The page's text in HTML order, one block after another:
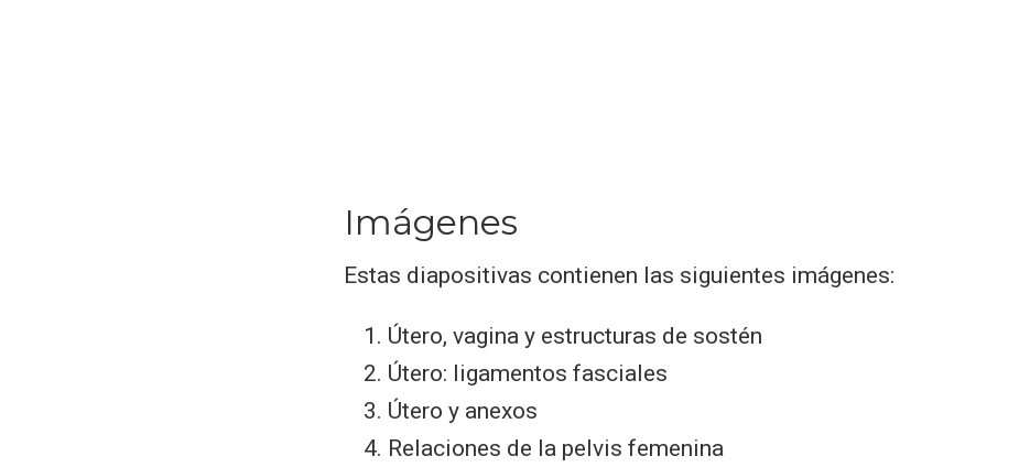
Imágenes
Estas diapositivas contienen las siguientes imágenes:
Útero, vagina y estructuras de sostén
Útero: ligamentos fasciales
Útero y anexos
Relaciones de la pelvis femenina